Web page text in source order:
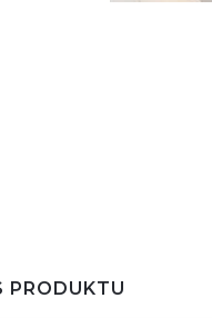
PRODUKTU